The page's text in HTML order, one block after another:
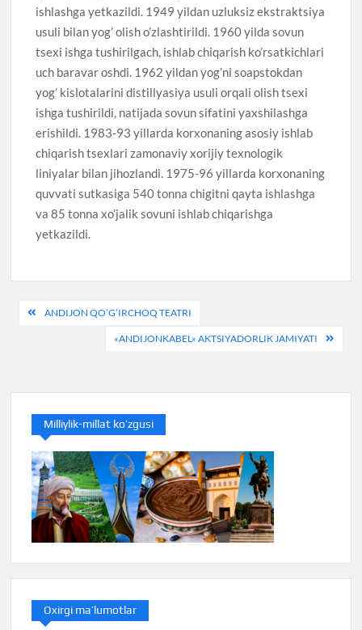
ishlashga yetkazildi. 1949 yildan uzluksiz ekstraktsiya
usuli bilan yog’ olish o’zlashtirildi. 1960 yilda sovun
tsexi ishga tushirilgach, ishlab chiqarish ko’rsatkichlari
uch baravar oshdi. 1962 yildan yog’ni soapstokdan
yog’ kislotalarini distillyasiya usuli orqali olish tsexi
ishga tushirildi, natijada sovun sifatini yaxshilashga
erishildi. 1983-93 yillarda korxonaning asosiy ishlab
chiqarish tsexlari zamonaviy xorijiy texnologik
liniyalar bilan jihozlandi. 1975-96 yillarda korxonaning
quvvati sutkasiga 540 tonna chigitni qayta ishlashga
va 85 tonna xo’jalik sovuni ishlab chiqarishga
yetkazildi.
PostANDIJON QO’G’IRCHOQ TEATRI
«ANDIJONKABEL» AKTSIYADORLIK JAMIYATI
Milliylik-millat ko’zgusi
Oxirgi ma’lumotlar